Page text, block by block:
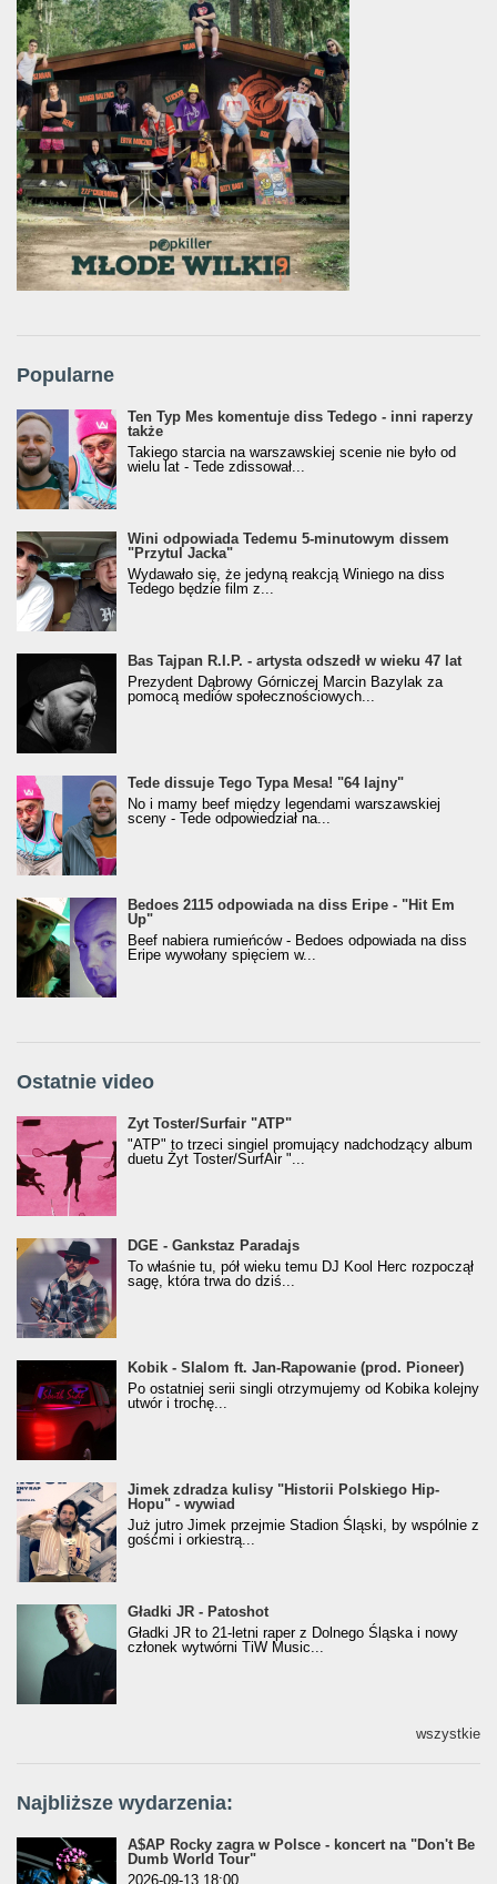
Popularne
Ten Typ Mes komentuje diss Tedego - inni raperzy
także
Takiego starcia na warszawskiej scenie nie było od
wielu lat - Tede zdissował...
Wini odpowiada Tedemu 5-minutowym dissem
"Przytul Jacka"
Wydawało się, że jedyną reakcją Winiego na diss
Tedego będzie film z...
Bas Tajpan R.I.P. - artysta odszedł w wieku 47 lat
Prezydent Dąbrowy Górniczej Marcin Bazylak za
pomocą mediów społecznościowych...
Tede dissuje Tego Typa Mesa! "64 lajny"
No i mamy beef między legendami warszawskiej
sceny - Tede odpowiedział na...
Bedoes 2115 odpowiada na diss Eripe - "Hit Em
Up"
Beef nabiera rumieńców - Bedoes odpowiada na diss
Eripe wywołany spięciem w...
Ostatnie video
Żyt Toster/SurfAir - ATP VIDEO
Żyt Toster/Surfair "ATP"
"ATP" to trzeci singiel promujący nadchodzący album
duetu Żyt Toster/SurfAir "...
donGURALesko z nagrodą za
Klasyczny/Trueschoolowy Album Roku
(Popkillery 2023)
DGE - Gankstaz Paradajs
To właśnie tu, pół wieku temu DJ Kool Herc rozpoczął
sagę, która trwa do dziś...
Kobik - Slalom ft. Jan-Rapowanie (prod. Pioneer)
[Official Music Visualiser]
Kobik - Slalom ft. Jan-Rapowanie (prod. Pioneer)
Po ostatniej serii singli otrzymujemy od Kobika kolejny
utwór i trochę...
Jimek zdradza kulisy "Historii Polskiego Hip-
Hopu" - wywiad
Jimek zdradza kulisy "Historii Polskiego Hip-
Hopu" - wywiad
Już jutro Jimek przejmie Stadion Śląski, by wspólnie z
gośćmi i orkiestrą...
Gładki JR - Patoshot
Gładki JR - Patoshot
Gładki JR to 21-letni raper z Dolnego Śląska i nowy
członek wytwórni TiW Music...
wszystkie
Najbliższe wydarzenia:
A$AP Rocky zagra w Polsce - koncert na "Don't Be
Dumb World Tour"
2026-09-13 18:00